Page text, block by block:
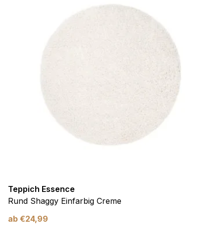
Teppich Essence
Rund Shaggy Einfarbig Creme
ab €24,99